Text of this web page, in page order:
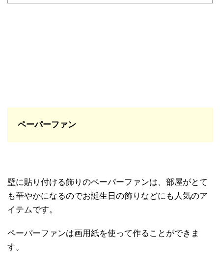
ペーパーファン
壁に貼り付ける飾りのペーパーファンは、部屋がとて
も華やかになるのでお誕生日の飾りなどにも人気のア
イテムです。
ペーパーファンは画用紙を使って作ることができま
す。